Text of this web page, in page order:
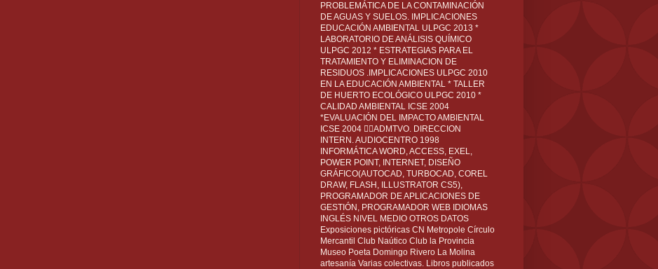
PROBLEMÁTICA DE LA CONTAMINACIÓN
DE AGUAS Y SUELOS. IMPLICACIONES
EDUCACIÓN AMBIENTAL ULPGC 2013 *
LABORATORIO DE ANÁLISIS QUÍMICO
ULPGC 2012 * ESTRATEGIAS PARA EL
TRATAMIENTO Y ELIMINACION DE
RESIDUOS .IMPLICACIONES ULPGC 2010
EN LA EDUCACIÓN AMBIENTAL * TALLER
DE HUERTO ECOLÓGICO ULPGC 2010 *
CALIDAD AMBIENTAL ICSE 2004
*EVALUACIÓN DEL IMPACTO AMBIENTAL
ICSE 2004 ADMTVO. DIRECCION
INTERN. AUDIOCENTRO 1998
INFORMÁTICA WORD, ACCESS, EXEL,
POWER POINT, INTERNET, DISEÑO
GRÁFICO(AUTOCAD, TURBOCAD, COREL
DRAW, FLASH, ILLUSTRATOR CS5),
PROGRAMADOR DE APLICACIONES DE
GESTIÓN, PROGRAMADOR WEB IDIOMAS
INGLÉS NIVEL MEDIO OTROS DATOS
Exposiciones pictóricas CN Metropole Círculo
Mercantil Club Naútico Club la Provincia
Museo Poeta Domingo Rivero La Molina
artesanía Varias colectivas. Libros publicados